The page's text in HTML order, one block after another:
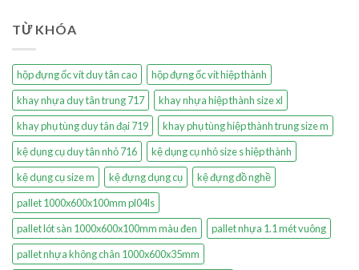
TỪ KHÓA
hộp đựng ốc vít duy tân cao
hộp đựng ốc vít hiệp thành
khay nhựa duy tân trung 717
khay nhựa hiệp thành size xl
khay phụ tùng duy tân đại 719
khay phụ tùng hiệp thành trung size m
kệ dụng cụ duy tân nhỏ 716
kệ dụng cụ nhỏ size s hiệp thành
kệ dụng cụ size m
kệ đựng dụng cụ
kệ đựng đồ nghề
pallet 1000x600x100mm pl04ls
pallet lót sàn 1000x600x100mm màu đen
pallet nhựa 1.1 mét vuông
pallet nhựa không chân 1000x600x35mm